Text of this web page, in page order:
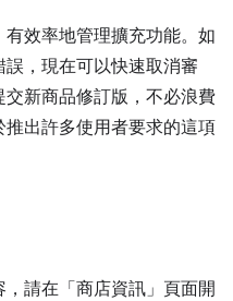
效率地管理擴充功能。如
，現在可以快速取消審
新商品修訂版，不必浪費
出許多使用者要求的這項
請在「商店資訊」 頁面開